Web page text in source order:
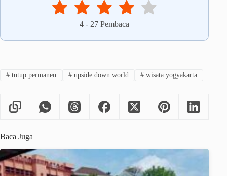
4 - 27 Pembaca
#tutup permanen #upside down world # wisata yogyakarta
Baca Juga